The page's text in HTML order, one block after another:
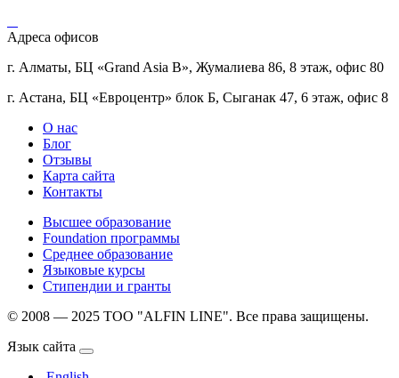
Адреса офисов
г. Алматы, БЦ «Grand Asia B», Жумалиева 86, 8 этаж, офис 80
г. Астана, БЦ «Евроцентр» блок Б, Сыганак 47, 6 этаж, офис 8
О нас
Блог
Отзывы
Карта сайта
Контакты
Высшее образование
Foundation программы
Среднее образование
Языковые курсы
Стипендии и гранты
© 2008 — 2025 ТОО "ALFIN LINE". Все права защищены.
Язык сайта